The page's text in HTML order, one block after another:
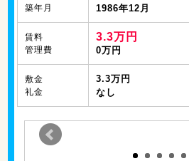
築年月 1986年12月
賃料
管理費
3.3万円
0万円
敷金
礼金
3.3万円
なし